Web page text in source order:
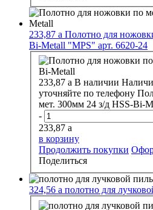
233,87 a Полотно для
Bi-Metall "MPS" арт. 6620-24
233,87 a В наличии
уточняйте по телефону
-
233,87 a
в корзину
Продолжить покупки
Поделиться
324,56 a полотно для